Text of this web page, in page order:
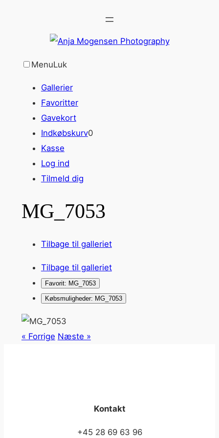
MenuLuk
Gallerier
Favoritter
Gavekort
Indkøbskurv0
Kasse
Log ind
Tilmeld dig
MG_7053
Tilbage til galleriet
Tilbage til galleriet
Favorit: MG_7053
Købsmuligheder: MG_7053
« Forrige Næste »
Kontakt
+45 28 69 63 96